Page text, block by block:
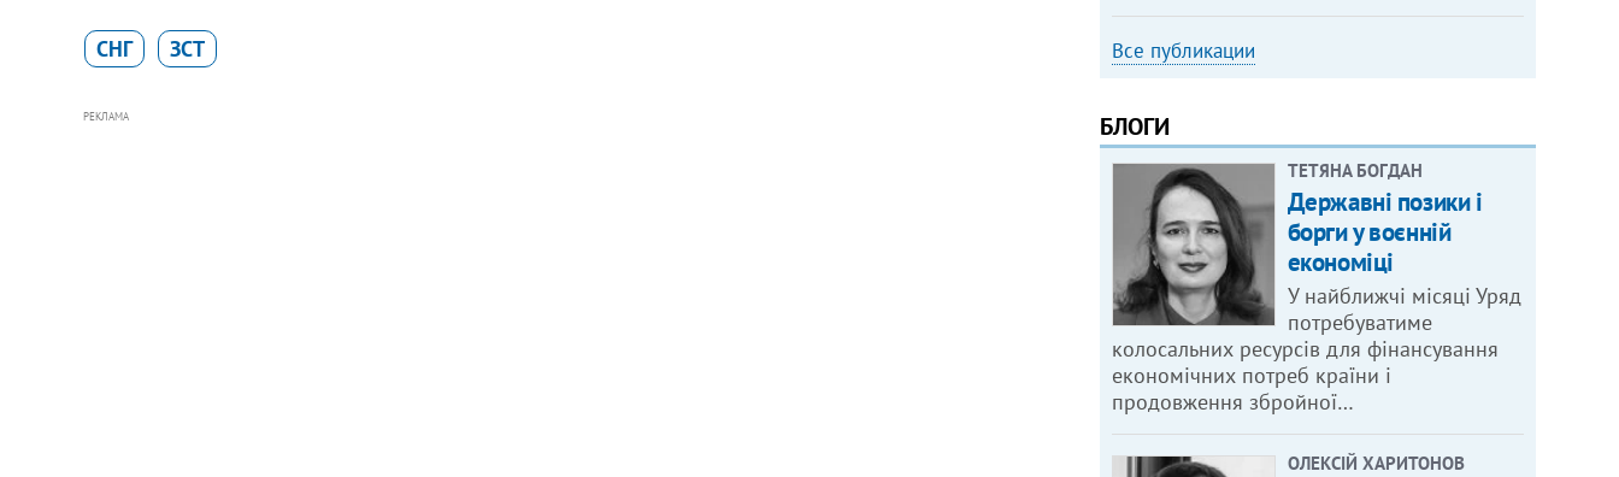
СНГ ЗСТ
РЕКЛАМА
Все публикации
БЛОГИ
ТЕТЯНА БОГДАН
Державні позики і
борги у воєнній
економіці
У найближчі місяці Уряд
потребуватиме
колосальних ресурсів для фінансування
економічних потреб країни і
продовження збройної…
ОЛЕКСІЙ ХАРИТОНОВ